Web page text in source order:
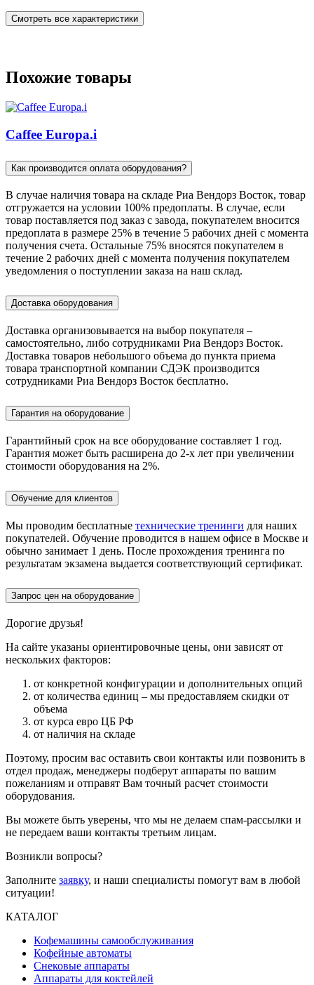
Смотреть все характеристики
Похожие товары
Caffee Europa.i
Как производится оплата оборудования?
В случае наличия товара на складе Риа Вендорз Восток, товар
отгружается на условии 100% предоплаты. В случае, если
товар поставляется под заказ c завода, покупателем вносится
предоплата в размере 25% в течение 5 рабочих дней с момента
получения счета. Остальные 75% вносятся покупателем в
течение 2 рабочих дней с момента получения покупателем
уведомления о поступлении заказа на наш склад.
Доставка оборудования
Доставка организовывается на выбор покупателя –
самостоятельно, либо сотрудниками Риа Вендорз Восток.
Доставка товаров небольшого объема до пункта приема
товара транспортной компании СДЭК производится
сотрудниками Риа Вендорз Восток бесплатно.
Гарантия на оборудование
Гарантийный срок на все оборудование составляет 1 год.
Гарантия может быть расширена до 2-х лет при увеличении
стоимости оборудования на 2%.
Обучение для клиентов
Мы проводим бесплатные технические тренинги для наших
покупателей. Обучение проводится в нашем офисе в Москве и
обычно занимает 1 день. После прохождения тренинга по
результатам экзамена выдается соответствующий сертификат.
Запрос цен на оборудование
Дорогие друзья!
На сайте указаны ориентировочные цены, они зависят от
нескольких факторов:
от конкретной конфигурации и дополнительных опций
от количества единиц – мы предоставляем скидки от
объема
от курса евро ЦБ РФ
от наличия на складе
Поэтому, просим вас оставить свои контакты или позвонить в
отдел продаж, менеджеры подберут аппараты по вашим
пожеланиям и отправят Вам точный расчет стоимости
оборудования.
Вы можете быть уверены, что мы не делаем спам-рассылки и
не передаем ваши контакты третьим лицам.
Возникли вопросы?
Заполните заявку, и наши специалисты помогут вам в любой
ситуации!
КАТАЛОГ
Кофемашины самообслуживания
Кофейные автоматы
Снековые аппараты
Аппараты для коктейлей